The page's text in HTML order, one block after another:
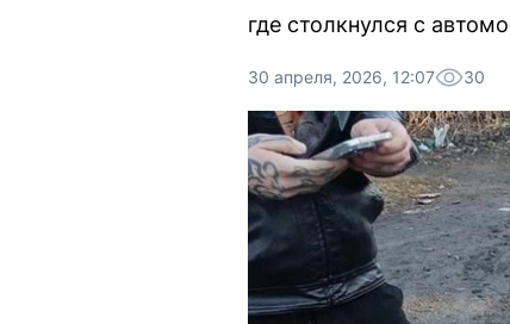
где столкнулся с
30 апреля, 2026, 12:07 30